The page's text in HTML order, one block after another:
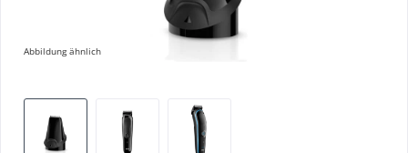
Abbildung ähnlich